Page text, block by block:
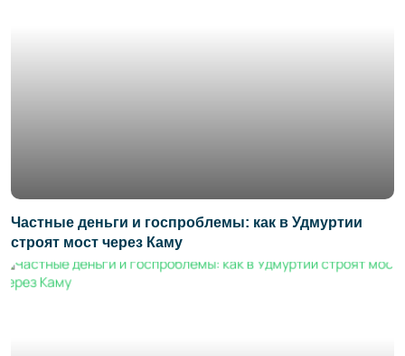
Частные деньги и госпроблемы: как в Удмуртии
строят мост через Каму